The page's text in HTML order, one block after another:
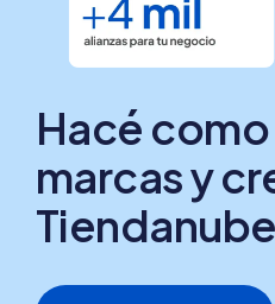
Hacé como
marcas y
Tiendanube